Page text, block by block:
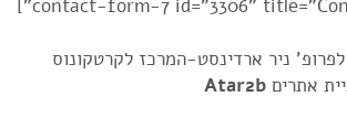
ניר ארדינסט-המרכז לקרטקונוס
אתרים Atar2b